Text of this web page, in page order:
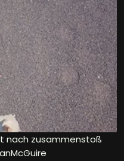
nach zusammenstoß